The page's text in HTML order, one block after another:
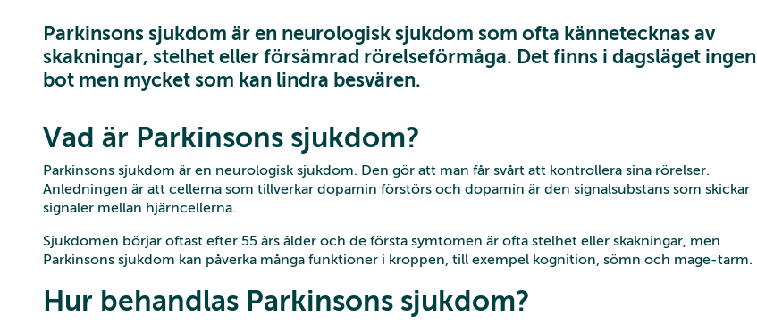
Parkinsons sjukdom är en neurologisk sjukdom som ofta kännetecknas av
skakningar, stelhet eller försämrad rörelseförmåga. Det finns i dagsläget ingen
bot men mycket som kan lindra besvären.
Vad är Parkinsons sjukdom?
Parkinsons sjukdom är en neurologisk sjukdom. Den gör att man får svårt att kontrollera sina rörelser.
Anledningen är att cellerna som tillverkar dopamin förstörs och dopamin är den signalsubstans som skickar
signaler mellan hjärncellerna.
Sjukdomen börjar oftast efter 55 års ålder och de första symtomen är ofta stelhet eller skakningar, men
Parkinsons sjukdom kan påverka många funktioner i kroppen, till exempel kognition, sömn och mage-tarm.
Hur behandlas Parkinsons sjukdom?